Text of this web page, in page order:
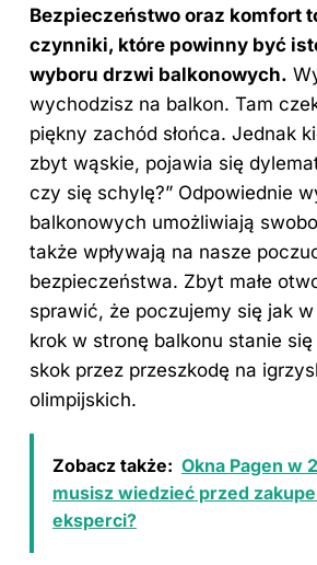
Bezpieczeństwo oraz komfort
czynniki, które powinny być
wyboru drzwi balkonowych.
wychodzisz na balkon. Tam
piękny zachód słońca. Jednak
zbyt wąskie, pojawia się
czy się schylę?” Odpowiednie
balkonowych umożliwiają
także wpływają na nasze
bezpieczeństwa. Zbyt małe
sprawić, że poczujemy się jak w
krok w stronę balkonu stanie
skok przez przeszkodę na
olimpijskich.
Zobacz także: Okna Pagen w
musisz wiedzieć przed
eksperci?